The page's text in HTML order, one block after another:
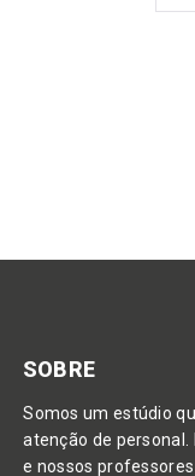
SOBRE
Somos um estúdio
atenção de
e nossos